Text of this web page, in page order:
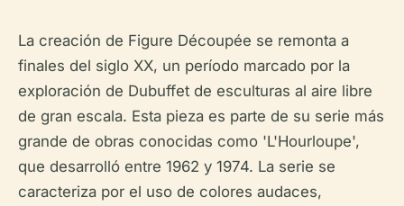
La creación de Figure Découpée se remonta a
finales del siglo XX, un período marcado por la
exploración de Dubuffet de esculturas al aire libre
de gran escala. Esta pieza es parte de su serie más
grande de obras conocidas como 'L'Hourloupe',
que desarrolló entre 1962 y 1974. La serie se
caracteriza por el uso de colores audaces,